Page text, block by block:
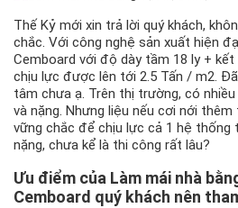
Thế Kỷ mới xin trả lời quý khách,
chắc. Với công nghệ sản xuất hiện
Cemboard với độ dày tầm 18 ly +
chịu lực được lên tới 2.5 Tấn / m2.
tâm chưa ạ. Trên thị trường, có
và nặng. Nhưng liệu nếu cơi nới
vững chắc để chịu lực cả 1 hệ thống
nặng, chưa kể là thi công rất lâu?
Ưu điểm của Làm mái nhà
Cemboard quý khách nên